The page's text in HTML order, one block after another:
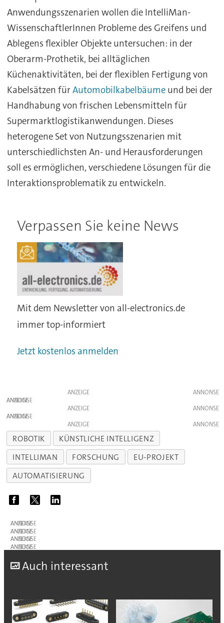
Anwendungsszenarien wollen die IntelliMan-
WissenschaftlerInnen Probleme des Greifens und
Ablegens flexibler Objekte untersuchen: in der
Oberarm-Prothetik, bei alltäglichen
Küchenaktivitäten, bei der flexiblen Fertigung von
Kabelsätzen fürAutomobilkabelbäumeund bei der
Handhabung von frischen Lebensmitteln für
Supermarktlogistikanwendungen. Dieses
heterogene Set von Nutzungsszenarien mit
unterschiedlichsten An- und Herausforderungen
soll es ermöglichen, verschiedene Lösungen für die
Interaktionsproblematik zu entwickeln.
Verpassen Sie keine News
Mit dem Newsletter von all-electronics.de
immer top-informiert
Jetzt kostenlos anmelden
ANZEIGE
ANZEIGE
ANZEIGE
ANZEIGE
ANZEIGE
ROBOTIK
KÜNSTLICHE INTELLIGENZ
INTELLIMAN
FORSCHUNG
EU-PROJEKT
AUTOMATISIERUNG
ANZEIGE
ANZEIGE
ANZEIGE
ANZEIGE
Auch interessant